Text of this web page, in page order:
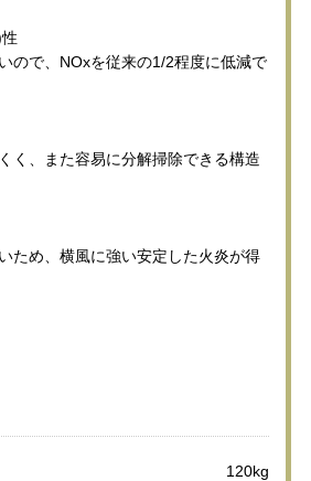
ので、NOxを従来の1/2程度に低減で
く、また容易に分解掃除できる構造
ため、横風に強い安定した火炎が得
120kg